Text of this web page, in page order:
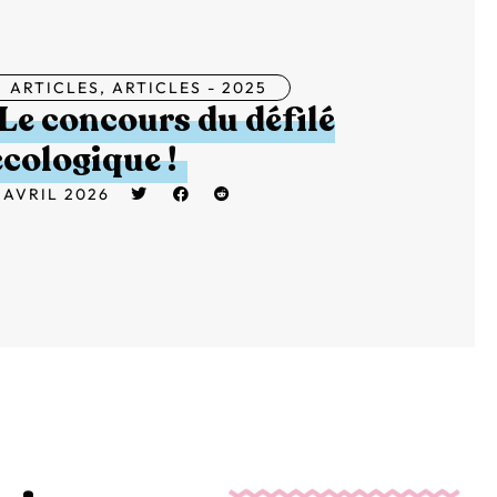
ARTICLES, ARTICLES - 2025
concours du défilé
!
2026